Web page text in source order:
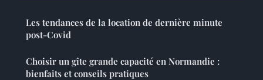
Les tendances de la location de dernière minute
post-Covid
Choisir un gîte grande capacité en Normandie :
bienfaits et conseils pratiques